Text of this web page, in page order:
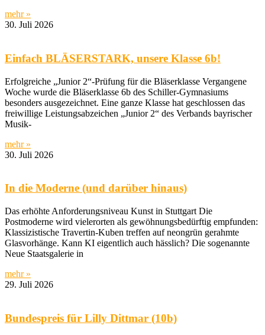
mehr »
30. Juli 2026
Einfach BLÄSERSTARK, unsere Klasse 6b!
Erfolgreiche „Junior 2“-Prüfung für die Bläserklasse Vergangene
Woche wurde die Bläserklasse 6b des Schiller-Gymnasiums
besonders ausgezeichnet. Eine ganze Klasse hat geschlossen das
freiwillige Leistungsabzeichen „Junior 2“ des Verbands bayrischer
Musik-
mehr »
30. Juli 2026
In die Moderne (und darüber hinaus)
Das erhöhte Anforderungsniveau Kunst in Stuttgart Die
Postmoderne wird vielerorten als gewöhnungsbedürftig empfunden:
Klassizistische Travertin-Kuben treffen auf neongrün gerahmte
Glasvorhänge. Kann KI eigentlich auch hässlich? Die sogenannte
Neue Staatsgalerie in
mehr »
29. Juli 2026
Bundespreis für Lilly Dittmar (10b)